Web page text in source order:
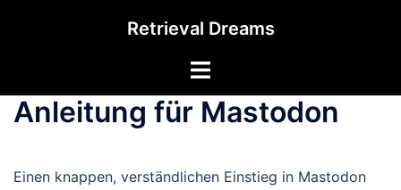
Retrieval Dreams
Menü
Anleitung für Mastodon
Einen knappen, verständlichen Einstieg in Mastodon